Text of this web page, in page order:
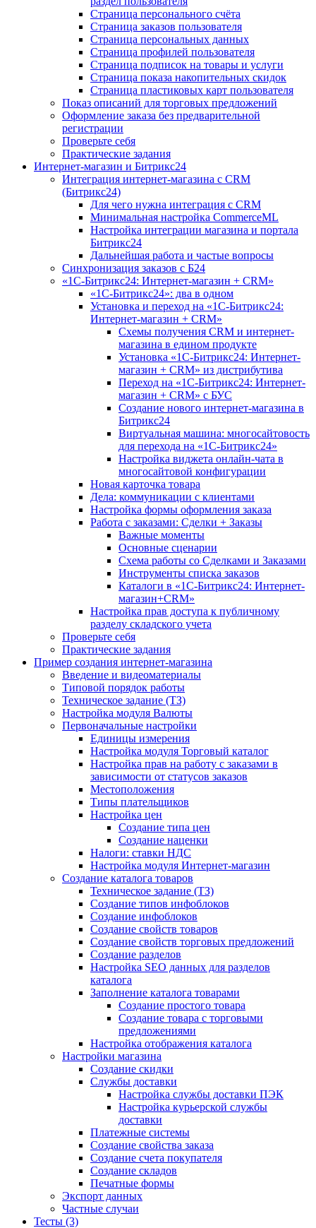
Страница персонального счёта
Страница заказов пользователя
Страница персональных данных
Страница профилей пользователя
Страница подписок на товары и услуги
Страница показа накопительных скидок
Страница пластиковых карт пользователя
Показ описаний для торговых предложений
Оформление заказа без предварительной
регистрации
Проверьте себя
Практические задания
Интернет-магазин и Битрикс24
Интеграция интернет-магазина с CRM
(Битрикс24)
Для чего нужна интеграция с CRM
Минимальная настройка CommerceML
Настройка интеграции магазина и портала
Битрикс24
Дальнейшая работа и частые вопросы
Синхронизация заказов с Б24
«1С-Битрикс24: Интернет-магазин + CRM»
«1С-Битрикс24»: два в одном
Установка и переход на «1С-Битрикс24:
Интернет-магазин + CRM»
Схемы получения CRM и интернет-
магазина в едином продукте
Установка «1С-Битрикс24: Интернет-
магазин + CRM» из дистрибутива
Переход на «1С-Битрикс24: Интернет-
магазин + CRM» с БУС
Создание нового интернет-магазина в
Битрикс24
Виртуальная машина: многосайтовость
для перехода на «1С-Битрикс24»
Настройка виджета онлайн-чата в
многосайтовой конфигурации
Новая карточка товара
Дела: коммуникации с клиентами
Настройка формы оформления заказа
Работа с заказами: Сделки + Заказы
Важные моменты
Основные сценарии
Схема работы со Сделками и Заказами
Инструменты списка заказов
Каталоги в «1С-Битрикс24: Интернет-
магазин+CRM»
Настройка прав доступа к публичному
разделу складского учета
Проверьте себя
Практические задания
Пример создания интернет-магазина
Введение и видеоматериалы
Типовой порядок работы
Техническое задание (ТЗ)
Настройка модуля Валюты
Первоначальные настройки
Единицы измерения
Настройка модуля Торговый каталог
Настройка прав на работу с заказами в
зависимости от статусов заказов
Местоположения
Типы плательщиков
Настройка цен
Создание типа цен
Создание наценки
Налоги: ставки НДС
Настройка модуля Интернет-магазин
Создание каталога товаров
Техническое задание (ТЗ)
Создание типов инфоблоков
Создание инфоблоков
Создание свойств товаров
Создание свойств торговых предложений
Создание разделов
Настройка SEO данных для разделов
каталога
Заполнение каталога товарами
Создание простого товара
Создание товара с торговыми
предложениями
Настройка отображения каталога
Настройки магазина
Создание скидки
Службы доставки
Настройка службы доставки ПЭК
Настройка курьерской службы
доставки
Платежные системы
Создание свойства заказа
Создание счета покупателя
Создание складов
Печатные формы
Экспорт данных
Частные случаи
Тесты (3)